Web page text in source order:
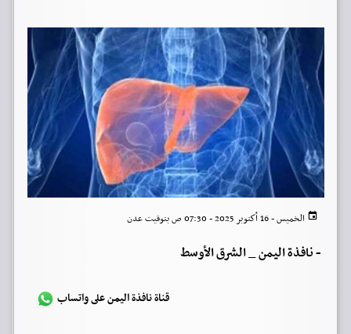
الخميس - 16 أكتوبر 2025 - 07:30 ص بتوقيت عدن
-نافذة اليمن _ الشرق الأوسط
قناة نافذة اليمن على واتساب